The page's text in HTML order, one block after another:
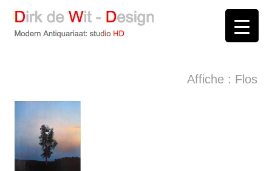
Dirk de Wit - Design
Modern Antiquariaat: studio HD
Affiche : Flos